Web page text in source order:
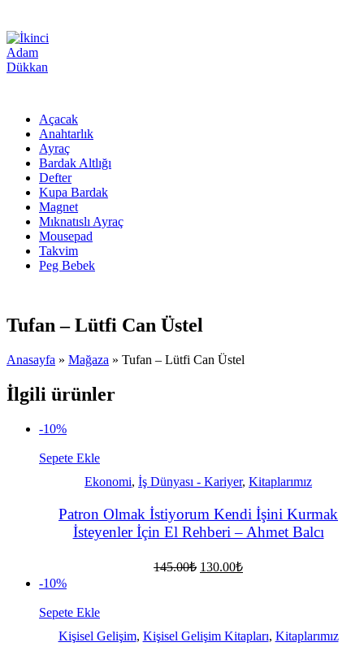
Açacak
Anahtarlık
Ayraç
Bardak Altlığı
Defter
Kupa Bardak
Magnet
Mıknatıslı Ayraç
Mousepad
Takvim
Peg Bebek
Tufan – Lütfi Can Üstel
Anasayfa » Mağaza » Tufan – Lütfi Can Üstel
İlgili ürünler
-10%
Sepete Ekle
Ekonomi, İş Dünyası - Kariyer, Kitaplarımız
Patron Olmak İstiyorum Kendi İşini Kurmak
İsteyenler İçin El Rehberi – Ahmet Balcı
145.00₺ Orijinal
130.00₺Şu
-10%
Sepete Ekle
Kişisel Gelişim, Kişisel Gelişim Kitapları, Kitaplarımız